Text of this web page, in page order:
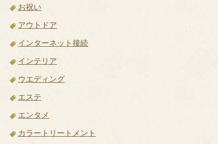
お祝い
アウトドア
インターネット接続
インテリア
ウエディング
エステ
エンタメ
カラートリートメント